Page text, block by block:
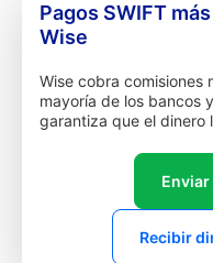
Pagos SWIFT
Wise
Wise cobra comisiones
mayoría de los bancos
garantiza que el dinero
Recibir